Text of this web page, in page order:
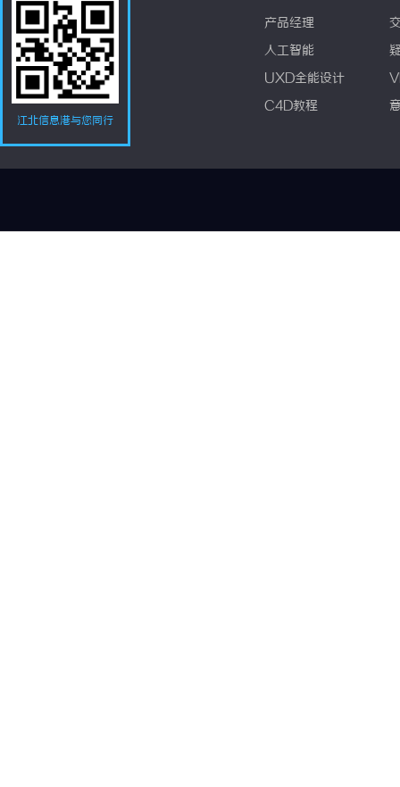
江北信息港与您同行
产品经理
人工智能
UXD全能设计
C4D教程